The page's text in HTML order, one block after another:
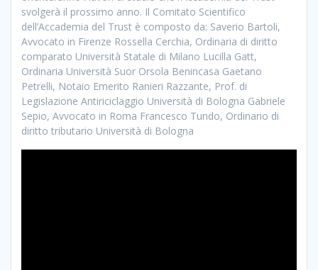
svolgerà il prossimo anno. Il Comitato Scientifico
dell’Accademia del Trust è composto da: Saverio Bartoli,
Avvocato in Firenze Rossella Cerchia, Ordinaria di diritto
comparato Università Statale di Milano Lucilla Gatt,
Ordinaria Università Suor Orsola Benincasa Gaetano
Petrelli, Notaio Emerito Ranieri Razzante, Prof. di
Legislazione Antiriciclaggio Università di Bologna Gabriele
Sepio, Avvocato in Roma Francesco Tundo, Ordinario di
diritto tributario Università di Bologna